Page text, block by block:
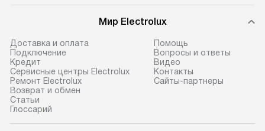
Мир Electrolux
Доставка и оплата
Подключение
Кредит
Сервисные центры Electrolux
Ремонт Electrolux
Возврат и обмен
Cтатьи
Глоссарий
Помощь
Вопросы и ответы
Видео
Контакты
Сайты-партнеры